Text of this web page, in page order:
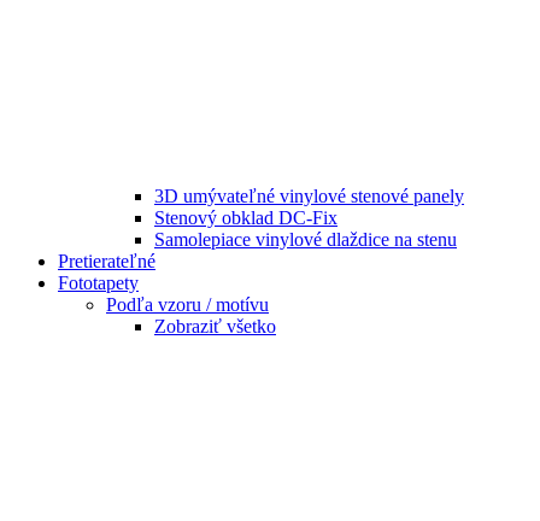
3D umývateľné vinylové stenové panely
Stenový obklad DC-Fix
Samolepiace vinylové dlaždice na stenu
Pretierateľné
Fototapety
Podľa vzoru / motívu
Zobraziť všetko